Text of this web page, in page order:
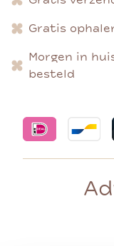
Gratis
Morgen in
besteld